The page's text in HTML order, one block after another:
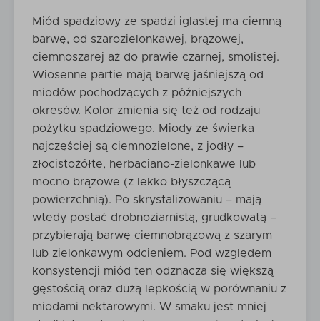
Miód spadziowy ze spadzi iglastej ma ciemną
barwę, od szarozielonkawej, brązowej,
ciemnoszarej aż do prawie czarnej, smolistej.
Wiosenne partie mają barwę jaśniejszą od
miodów pochodzących z późniejszych
okresów. Kolor zmienia się też od rodzaju
pożytku spadziowego. Miody ze świerka
najczęściej są ciemnozielone, z jodły –
złocistożółte, herbaciano-zielonkawe lub
mocno brązowe (z lekko błyszczącą
powierzchnią). Po skrystalizowaniu – mają
wtedy postać drobnoziarnistą, grudkowatą –
przybierają barwę ciemnobrązową z szarym
lub zielonkawym odcieniem. Pod względem
konsystencji miód ten odznacza się większą
gęstością oraz dużą lepkością w porównaniu z
miodami nektarowymi. W smaku jest mniej